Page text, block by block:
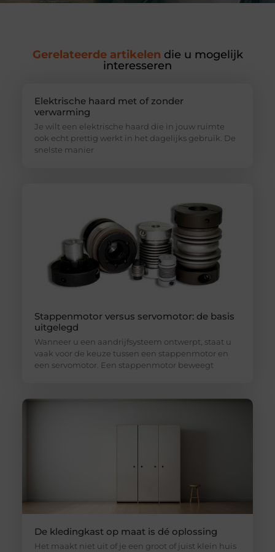
Gerelateerde artikelen die u mogelijk
interesseren
Elektrische haard met of zonder
verwarming
Je wilt een elektrische haard die in jouw ruimte
ook echt prettig werkt in het dagelijks gebruik. De
snelste manier
Stappenmotor versus servomotor: de basis
uitgelegd
Wanneer u een aandrijfsysteem ontwerpt, staat u
vaak voor de keuze tussen een stappenmotor en
een servomotor. Een stappenmotor beweegt
De kledingkast op maat is dé oplossing
Het maakt niet uit of je een groot of juist klein huis